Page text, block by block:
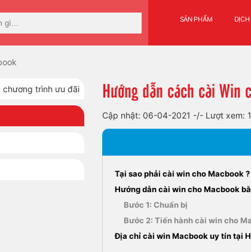
SẢN PHẨM
trình ưu đãi Hướng dẫn cách cài Win
Cập nhật: 06-04-2021 -/- Lượt xem:
Tại sao phải cài win cho Macbook ?
Hướng dẫn cài win cho Macbook
Bước 1: Chuẩn bị
Bước 2: Tiến hành cài win cho
Địa chỉ cài win Macbook uy tín tại